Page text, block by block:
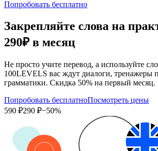
Попробовать бесплатно
Закрепляйте слова на
290₽ в месяц
Не просто учите перевод, а используйте
100LEVELS вас ждут диалоги, тренажеры
грамматики. Скидка 50% на первый месяц.
Попробовать бесплатноПосмотреть цены
590 ₽290 ₽−50%